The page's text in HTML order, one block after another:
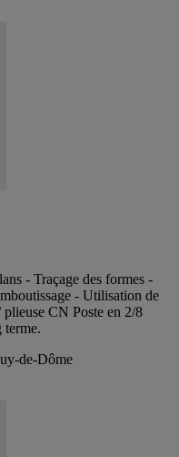
- Traçage des formes -
- Utilisation de
CN Poste en 2/8
terme.
de-Dôme